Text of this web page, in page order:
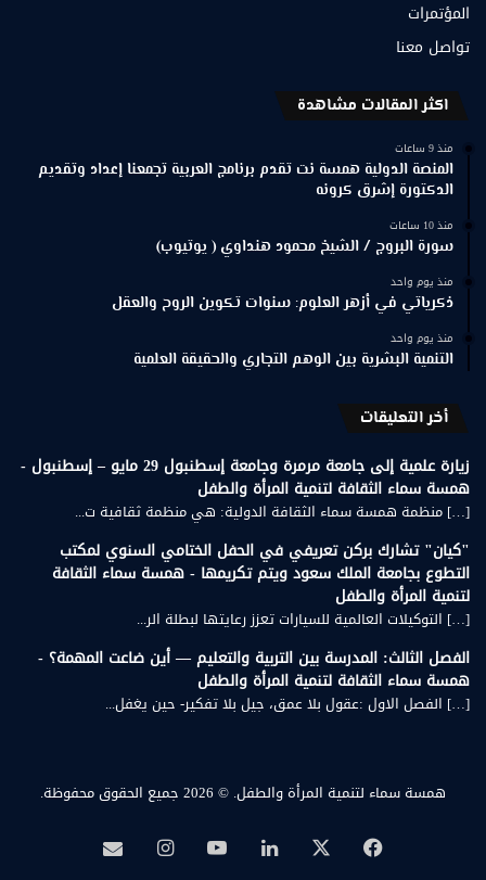
المؤتمرات
تواصل معنا
اكثر المقالات مشاهدة
منذ 9 ساعات
المنصة الدولية همسة نت تقدم برنامج العربية تجمعنا إعداد وتقديم
الدكتورة إشرق كرونه
منذ 10 ساعات
سورة البروج / الشيخ محمود هنداوي ( يوتيوب)
منذ يوم واحد
ذكرياتي في أزهر العلوم: سنوات تكوين الروح والعقل
منذ يوم واحد
التنمية البشرية بين الوهم التجاري والحقيقة العلمية
أخر التعليقات
زيارة علمية إلى جامعة مرمرة وجامعة إسطنبول 29 مايو – إسطنبول -
همسة سماء الثقافة لتنمية المرأة والطفل
[…] منظمة همسة سماء الثقافة الدولية: هي منظمة ثقافية ت...
"كيان" تشارك بركن تعريفي في الحفل الختامي السنوي لمكتب
التطوع بجامعة الملك سعود ويتم تكريمها - همسة سماء الثقافة
لتنمية المرأة والطفل
[…] التوكيلات العالمية للسيارات تعزز رعايتها لبطلة الر...
الفصل الثالث: المدرسة بين التربية والتعليم — أين ضاعت المهمة؟ -
همسة سماء الثقافة لتنمية المرأة والطفل
[…] الفصل الاول :عقول بلا عمق، جيل بلا تفكير- حين يغفل...
همسة سماء لتنمية المرأة والطفل. © 2026 جميع الحقوق محفوظة.
فيسبوك لينكدإن‫YouTubeانستقرامبريد